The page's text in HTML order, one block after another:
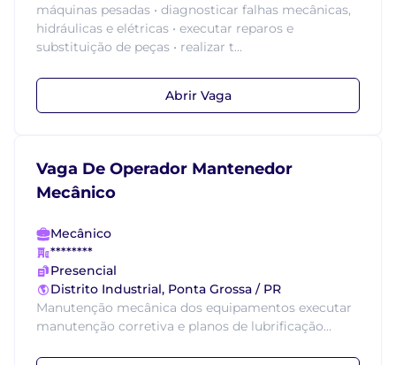
máquinas pesadas • diagnosticar falhas mecânicas,
hidráulicas e elétricas • executar reparos e
substituição de peças • realizar t...
Abrir Vaga
Vaga De Operador Mantenedor
Mecânico
Mecânico
********
Presencial
Distrito Industrial, Ponta Grossa / PR
Manutenção mecânica dos equipamentos executar
manutenção corretiva e planos de lubrificação...